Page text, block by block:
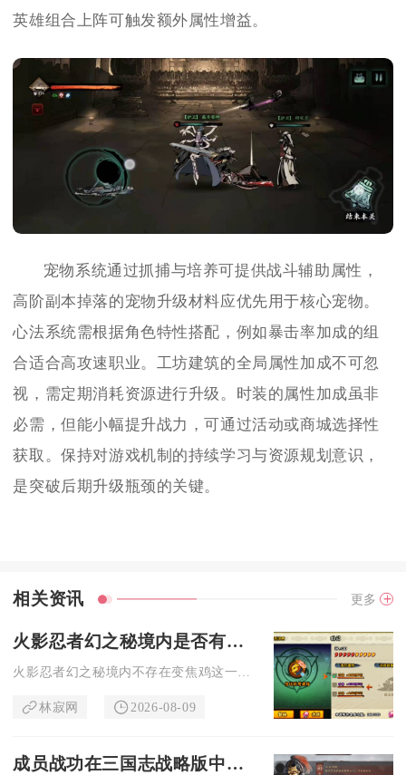
英雄组合上阵可触发额外属性增益。
宠物系统通过抓捕与培养可提供战斗辅助属性，
高阶副本掉落的宠物升级材料应优先用于核心宠物。
心法系统需根据角色特性搭配，例如暴击率加成的组
合适合高攻速职业。工坊建筑的全局属性加成不可忽
视，需定期消耗资源进行升级。时装的属性加成虽非
必需，但能小幅提升战力，可通过活动或商城选择性
获取。保持对游戏机制的持续学习与资源规划意识，
是突破后期升级瓶颈的关键。
相关资讯 更多
火影忍者幻之秘境内是否有变焦鸡存在
林寂网 2026-08-09
成员战功在三国志战略版中如何计算